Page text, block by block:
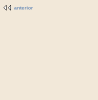
anterior